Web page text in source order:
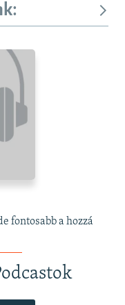
fontosabb a hozzá